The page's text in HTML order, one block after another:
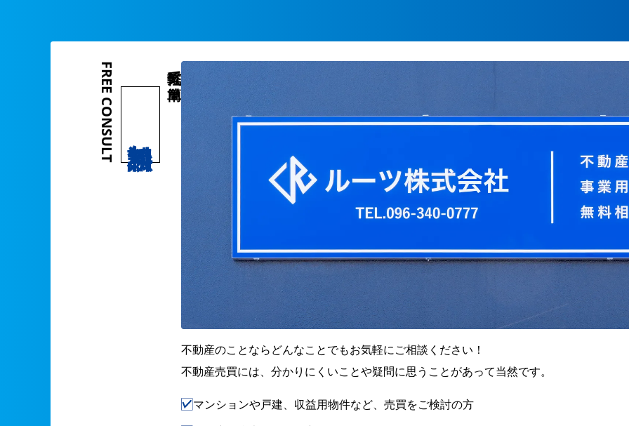
気軽で簡単
FREE CONSULT
不動産のことならどんなことでもお気軽にご相談ください！
不動産売買には、分かりにくいことや疑問に思うことがあって当然です。
マンションや戸建、収益用物件など、売買をご検討の方